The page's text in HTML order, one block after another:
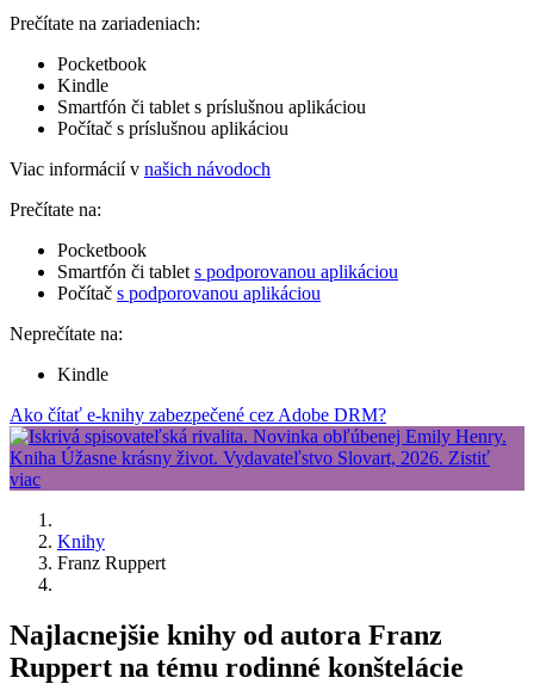
Prečítate na zariadeniach:
Pocketbook
Kindle
Smartfón či tablet s príslušnou aplikáciou
Počítač s príslušnou aplikáciou
Viac informácií v našich návodoch
Prečítate na:
Pocketbook
Smartfón či tablet s podporovanou aplikáciou
Počítač s podporovanou aplikáciou
Neprečítate na:
Kindle
Ako čítať e-knihy zabezpečené cez Adobe DRM?
Knihy
Franz Ruppert
Najlacnejšie knihy od autora Franz
Ruppert na tému rodinné konštelácie